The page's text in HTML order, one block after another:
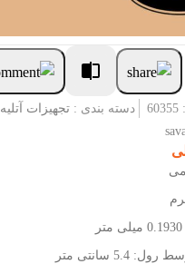
دسته بندی : تجهیزات آتلیه
5.4 سانتی متر